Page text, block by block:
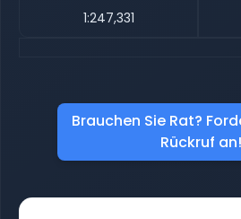
1:247,331
Brauchen Sie Rat?
Rückruf an!